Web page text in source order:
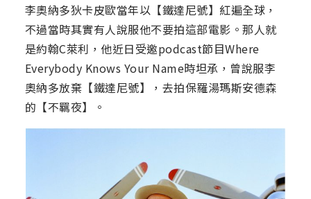
李奧納多狄卡皮歐當年以【鐵達尼號】紅遍全球，
不過當時其實有人說服他不要拍這部電影。那人就
是約翰C萊利，他近日受邀podcast節目Where
Everybody Knows Your Name時坦承，曾說服李
奧納多放棄【鐵達尼號】，去拍保羅湯瑪斯安德森
的【不羈夜】。